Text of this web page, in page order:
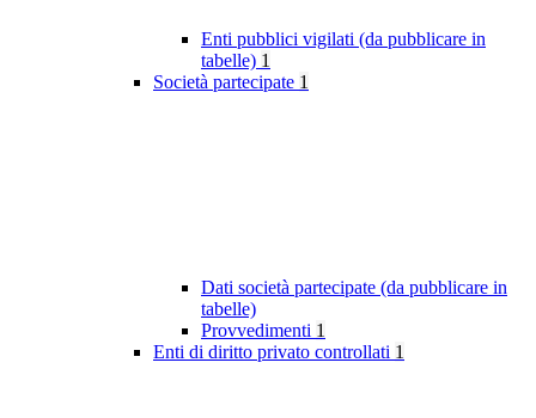
Enti pubblici vigilati (da pubblicare in
tabelle) 1
Società partecipate 1
Dati società partecipate (da pubblicare in
tabelle)
Provvedimenti 1
Enti di diritto privato controllati 1